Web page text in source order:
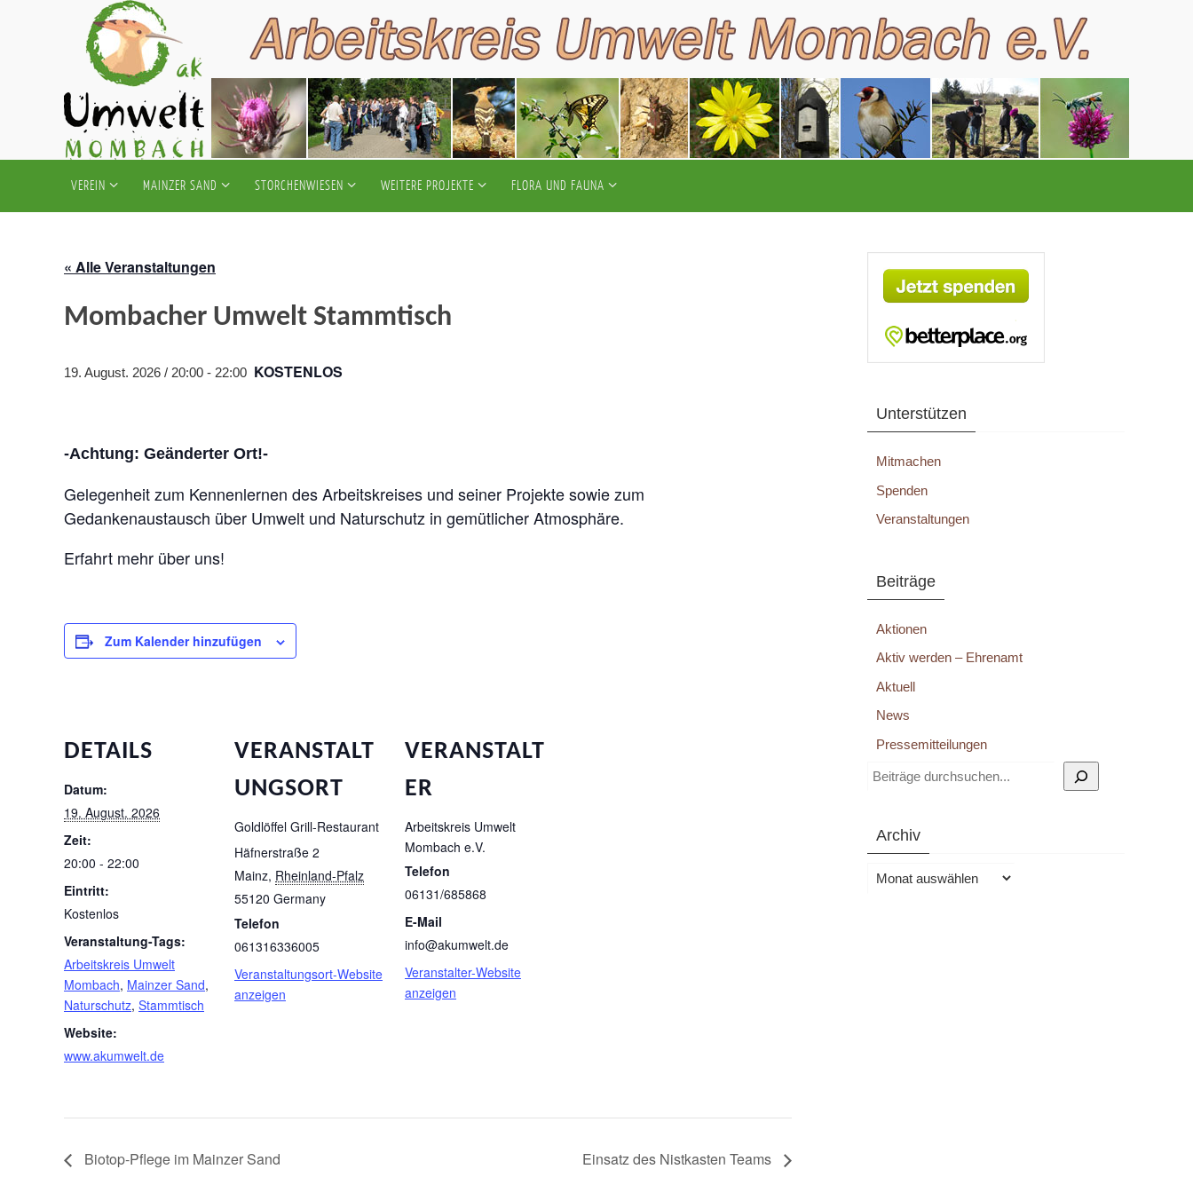
springen
VEREIN MAINZER SAND STORCHENWIESEN WEITERE PROJEKTE FLORA UND FAUNA
« Alle Veranstaltungen
Mombacher Umwelt Stammtisch
19. August. 2026 / 20:00 - 22:00 KOSTENLOS
-Achtung: Geänderter Ort!-
Gelegenheit zum Kennenlernen des Arbeitskreises und seiner Projekte sowie zum
Gedankenaustausch über Umwelt und Naturschutz in gemütlicher Atmosphäre.
Erfahrt mehr über uns!
Zum Kalender hinzufügen
DETAILS
Datum:
19. August. 2026
Zeit:
20:00 - 22:00
Eintritt:
Kostenlos
Veranstaltung-Tags:
Arbeitskreis Umwelt
Mombach, Mainzer Sand,
Naturschutz, Stammtisch
Website:
www.akumwelt.de
VERANSTALT
UNGSORT
Goldlöffel Grill-Restaurant
Häfnerstraße 2
Mainz, Rheinland-Pfalz
55120 Germany
Telefon
061316336005
Veranstaltungsort-Website
anzeigen
VERANSTALT
ER
Arbeitskreis Umwelt
Mombach e.V.
Telefon
06131/685868
E-Mail
info@akumwelt.de
Veranstalter-Website
anzeigen
Biotop-Pflege im Mainzer Sand Einsatz des Nistkasten Teams
Unterstützen
Mitmachen
Spenden
Veranstaltungen
Beiträge
Aktionen
Aktiv werden – Ehrenamt
Aktuell
News
Pressemitteilungen
Suchen
Archiv
Archiv